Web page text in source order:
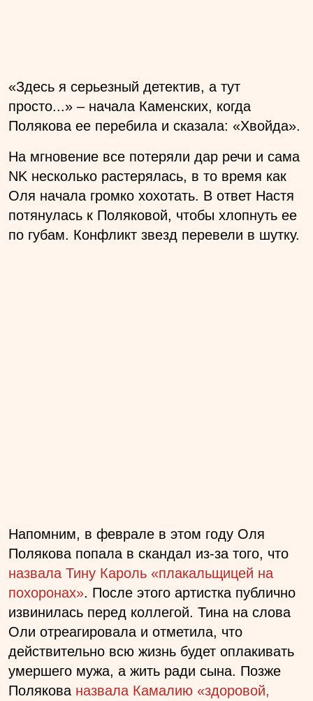
«Здесь я серьезный детектив, а тут
просто...» – начала Каменских, когда
Полякова ее перебила и сказала: «Хвойда».
На мгновение все потеряли дар речи и сама
NK несколько растерялась, в то время как
Оля начала громко хохотать. В ответ Настя
потянулась к Поляковой, чтобы хлопнуть ее
по губам. Конфликт звезд перевели в шутку.
Напомним, в феврале в этом году Оля
Полякова попала в скандал из-за того, что
назвала Тину Кароль «плакальщицей на
похоронах». После этого артистка публично
извинилась перед коллегой. Тина на слова
Оли отреагировала и отметила, что
действительно всю жизнь будет оплакивать
умершего мужа, а жить ради сына. Позже
Полякова назвала Камалию «здоровой,